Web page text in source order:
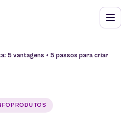
5 vantagens + 5 passos para criar